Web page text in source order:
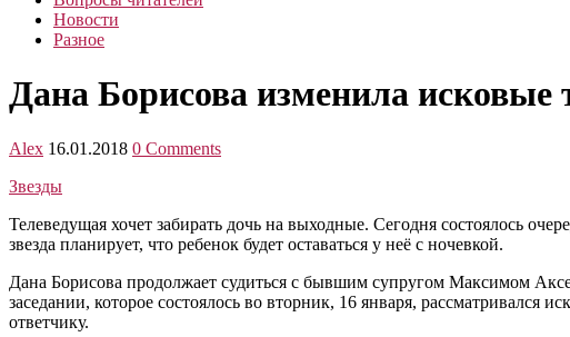
Новости
Разное
Дана Борисова изменила
Alex 16.01.2018 0 Comments
Звезды
Телеведущая хочет забирать дочь на выходные. Сегодня состоялось
звезда планирует, что ребенок будет оставаться у неё с ночевкой.
Дана Борисова продолжает судиться с бывшим супругом Максимом
заседании, которое состоялось во вторник, 16 января, рассматривался
ответчику.